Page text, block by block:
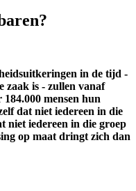
in de tijd -
zaak is - zullen vanaf
mensen hun
dat niet iedereen in die
niet iedereen in die groep
op maat dringt zich dan